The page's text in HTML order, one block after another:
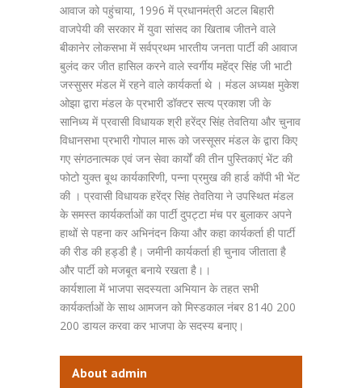
आवाज को पहुंचाया, 1996 में प्रधानमंत्री अटल बिहारी
वाजपेयी की सरकार में युवा सांसद का खिताब जीतने वाले
बीकानेर लोकसभा में सर्वप्रथम भारतीय जनता पार्टी की आवाज
बुलंद कर जीत हासिल करने वाले स्वर्गीय महेंद्र सिंह जी भाटी
जस्सुसर मंडल में रहने वाले कार्यकर्ता थे । मंडल अध्यक्ष मुकेश
ओझा द्वारा मंडल के प्रभारी डॉक्टर सत्य प्रकाश जी के
सानिध्य में प्रवासी विधायक श्री हरेंद्र सिंह तेवतिया और चुनाव
विधानसभा प्रभारी गोपाल मारू को जस्सूसर मंडल के द्वारा किए
गए संगठनात्मक एवं जन सेवा कार्यों की तीन पुस्तिकाएं भेंट की
फोटो युक्त बूथ कार्यकारिणी, पन्ना प्रमुख की हार्ड कॉपी भी भेंट
की । प्रवासी विधायक हरेंद्र सिंह तेवतिया ने उपस्थित मंडल
के समस्त कार्यकर्ताओं का पार्टी दुपट्टा मंच पर बुलाकर अपने
हाथों से पहना कर अभिनंदन किया और कहा कार्यकर्ता ही पार्टी
की रीड की हड्डी है। जमीनी कार्यकर्ता ही चुनाव जीताता है
और पार्टी को मजबूत बनाये रखता है।।
कार्यशाला में भाजपा सदस्यता अभियान के तहत सभी
कार्यकर्ताओं के साथ आमजन को मिस्डकाल नंबर 8140 200
200 डायल करवा कर भाजपा के सदस्य बनाए।
About admin